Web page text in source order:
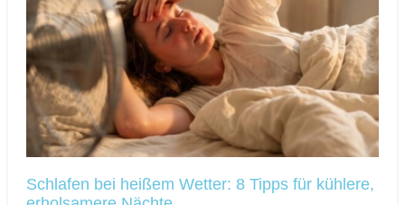
Schlafen bei heißem Wetter: 8 Tipps für kühlere,